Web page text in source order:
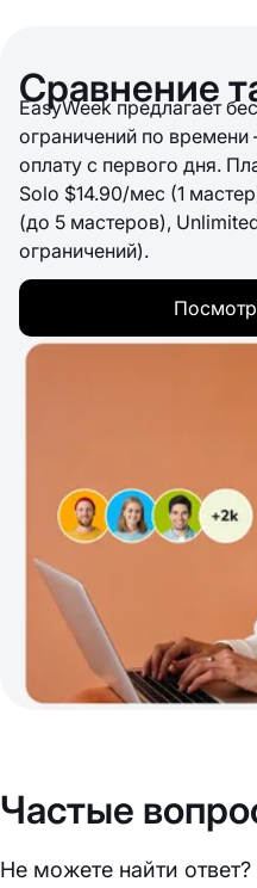
Сравнение
EasyWeek предлагает
ограничений по
оплату с первого дня.
Solo $14.90/мес (1
(до 5 мастеров),
ограничений).
Частые
Не можете найти